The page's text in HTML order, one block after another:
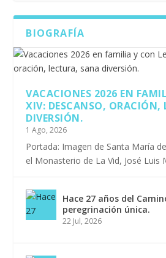
BIOGRAFÍA
VACACIONES 2026 EN
XIV: DESCANSO, ORACIÓN,
DIVERSIÓN.
1 Ago, 2026
Portada: Imagen de Santa María
el Monasterio de La Vid, José Luis
Hace 27 años del
peregrinación única.
22 Jul, 2026